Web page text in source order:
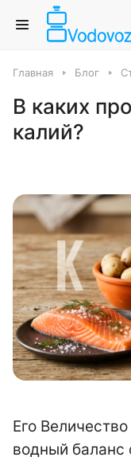
Главная Блог
В каких
калий?
Его
водный баланс